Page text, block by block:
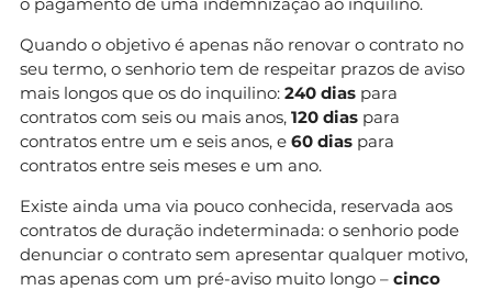
Quando o objetivo é apenas não renovar o contrato no
seu termo, o senhorio tem de respeitar prazos de aviso
mais longos que os do inquilino: 240 dias para
contratos com seis ou mais anos, 120 dias para
contratos entre um e seis anos, e 60 dias para
contratos entre seis meses e um ano.
Existe ainda uma via pouco conhecida, reservada aos
contratos de duração indeterminada: o senhorio pode
denunciar o contrato sem apresentar qualquer motivo,
mas apenas com um pré-aviso muito longo – cinco